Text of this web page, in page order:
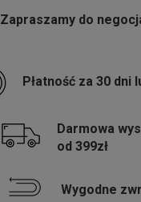
Zapraszamy do
Płatność za 30 dni
Darmowa
od 399zł
Wygodne